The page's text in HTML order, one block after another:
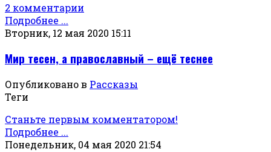
2 комментарии
Подробнее ...
Вторник, 12 мая 2020 15:11
Мир тесен, а православный – ещё теснее
Опубликовано в Рассказы
Теги
Станьте первым комментатором!
Подробнее ...
Понедельник, 04 мая 2020 21:54